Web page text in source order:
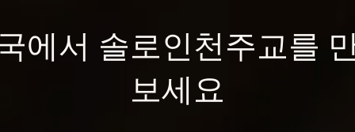
에서 솔로인천주교를
보세요